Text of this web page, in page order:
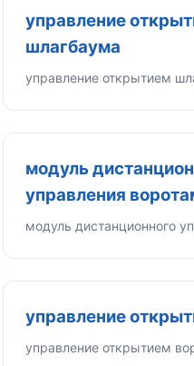
управление
шлагбаума
управление открытием
модуль
управления
модуль дистанционного
управление
управление открытием